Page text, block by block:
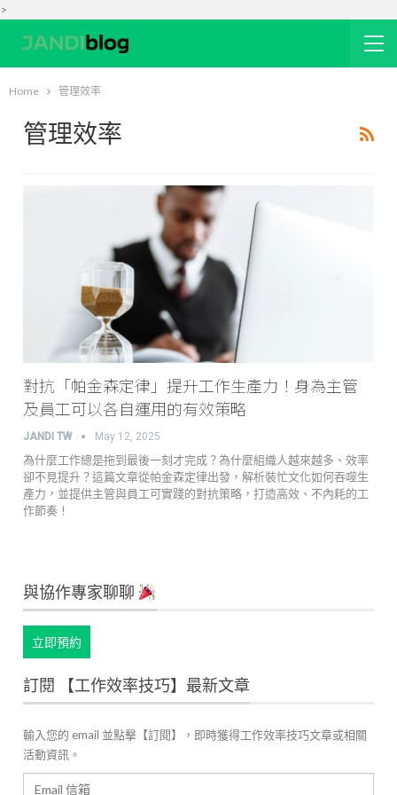
>
Home 管理效率
管理效率
對抗「帕金森定律」提升工作生產力！身為主管
及員工可以各自運用的有效策略
JANDI TW May 12, 2025
為什麼工作總是拖到最後一刻才完成？為什麼組織人越來越多、效率
卻不見提升？這篇文章從帕金森定律出發，解析裝忙文化如何吞噬生
產力，並提供主管與員工可實踐的對抗策略，打造高效、不內耗的工
作節奏！
與協作專家聊聊
立即預約
訂閱 【工作效率技巧】最新文章
輸入您的 email 並點擊【訂閱】，即時獲得工作效率技巧文章或相關
活動資訊。
Email